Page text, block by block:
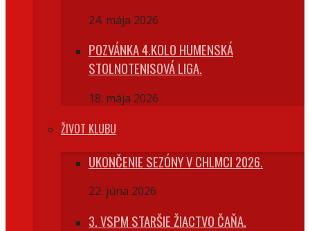
24. mája 2026
POZVÁNKA 4.KOLO HUMENSKÁ
STOLNOTENISOVÁ LIGA.
18. mája 2026
ŽIVOT KLUBU
UKONČENIE SEZÓNY V CHLMCI 2026.
22. júna 2026
3. VSPM STARŠIE ŽIACTVO ČAŇA.